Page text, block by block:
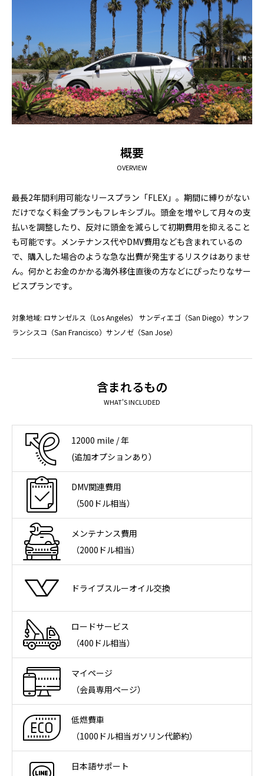
2026.07.25
日清カップヌードルはなぜ世界で売れる
開のすごさ
ドルに感動した理
ソルバング（Solvang）観光｜アンデル
セン博物館の見どころとは？
Harbor Fish and
概要
OVERVIEW
最長2年間利用可能なリースプラン「FLEX」。期間に縛りがない
だけでなく料金プランもフレキシブル。頭金を増やして月々の支
払いを調整したり、反対に頭金を減らして初期費用を抑えること
も可能です。メンテナンス代やDMV費用なども含まれているの
で、購入した場合のような急な出費が発生するリスクはありませ
ん。何かとお金のかかる海外移住直後の方などにぴったりなサー
ビスプランです。
対象地域: ロサンゼルス（Los Angeles） サンディエゴ（San Diego）サンフ
ランシスコ（San Francisco）サンノゼ（San Jose）
含まれるもの
WHAT'S INCLUDED
12000 mile / 年
(追加オプションあり）
DMV関連費用
（500ドル相当）
メンテナンス費用
（2000ドル相当）
ドライブスルーオイル交換
ロードサービス
（400ドル相当）
マイページ
（会員専用ページ）
低燃費車
（1000ドル相当ガソリン代節約）
日本語サポート